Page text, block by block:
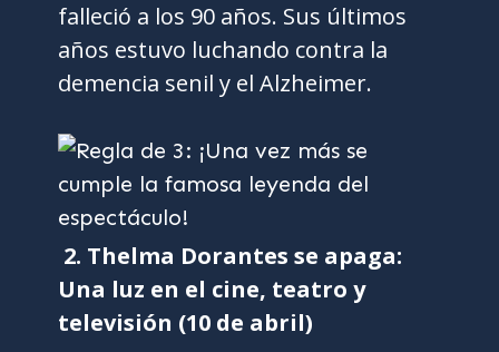
falleció a los 90 años. Sus últimos
años estuvo luchando contra la
demencia senil y el Alzheimer.
2. Thelma Dorantes se apaga:
Una luz en el cine, teatro y
televisión (10 de abril)